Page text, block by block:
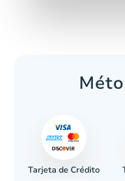
Tarjeta de Crédito